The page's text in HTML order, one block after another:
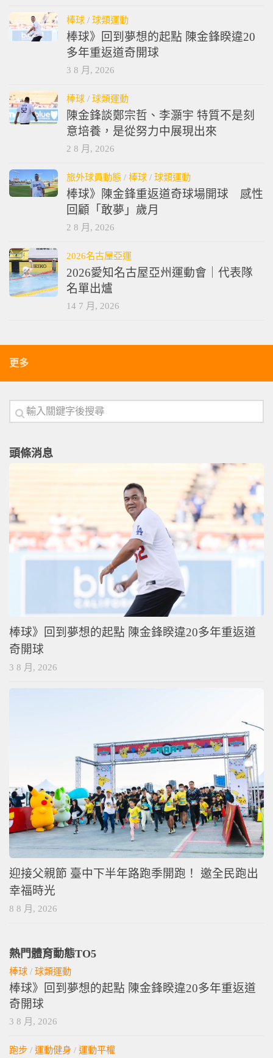
棒球 / 球類運動
棒球》回到夢想的起點 陳金鋒睽違20
多年重返道奇開球
3 8 月, 2026
棒球 / 球類運動
陳金鋒談鄭宗哲、李灝宇 特質不是刻
意培養，是從努力中展現出來
2 8 月, 2026
旅外球員動態 / 棒球 / 球類運動
棒球》陳金鋒重返道奇球場開球 感性
回顧「敢夢」歲月
2 8 月, 2026
2026名古屋亞運
2026愛知名古屋亞州運動會｜代表隊
名單出爐
14 7 月, 2026
更多
頭條消息
棒球》回到夢想的起點 陳金鋒睽違20多年重返道
奇開球
3 8 月, 2026
迎接父親節 臺中下半年路跑季開跑！ 邀全民跑出
幸福時光
8 8 月, 2026
熱門體育動態TO5
棒球 / 球類運動
棒球》回到夢想的起點 陳金鋒睽違20多年重返道
奇開球
3 8 月, 2026
跑步 / 運動健身 / 運動平權